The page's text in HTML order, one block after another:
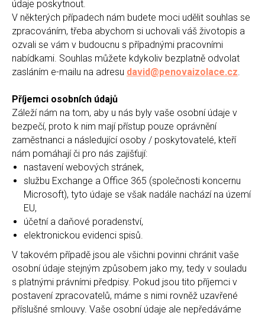
údaje poskytnout.
V některých případech nám budete moci udělit souhlas se
zpracováním, třeba abychom si uchovali váš životopis a
ozvali se vám v budoucnu s případnými pracovními
nabídkami. Souhlas můžete kdykoliv bezplatně odvolat
zasláním e-mailu na adresu david@penovaizolace.cz.
Příjemci osobních údajů
Záleží nám na tom, aby u nás byly vaše osobní údaje v
bezpečí, proto k nim mají přístup pouze oprávnění
zaměstnanci a následující osoby / poskytovatelé, kteří
nám pomáhají či pro nás zajišťují:
nastavení webových stránek,
službu Exchange a Office 365 (společnosti koncernu
Microsoft), tyto údaje se však nadále nachází na území
EU,
účetní a daňové poradenství,
elektronickou evidenci spisů.
V takovém případě jsou ale všichni povinni chránit vaše
osobní údaje stejným způsobem jako my, tedy v souladu
s platnými právními předpisy. Pokud jsou tito příjemci v
postavení zpracovatelů, máme s nimi rovněž uzavřené
příslušné smlouvy. Vaše osobní údaje ale nepředáváme